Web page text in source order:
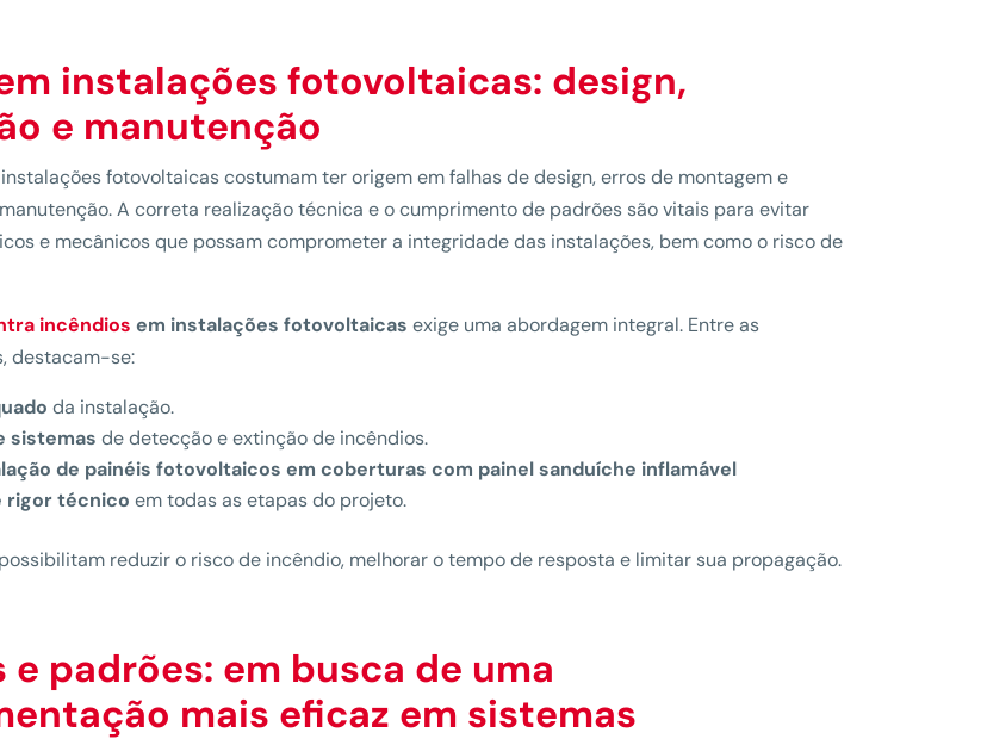
instalações fotovoltaicas: design,
e manutenção
fotovoltaicas costumam ter origem em falhas de design, erros de montagem e
A correta realização técnica e o cumprimento de padrões são vitais para evitar
e mecânicos que possam comprometer a integridade das instalações, bem como o risco de
incêndios em instalações fotovoltaicasexige uma abordagem integral. Entre as
destacam-se:
da instalação.
sistemas de detecção e extinção de incêndios.
de painéis fotovoltaicos em coberturas com painel sanduíche inflamável
rigor técnico em todas as etapas do projeto.
reduzir o risco de incêndio, melhorar o tempo de resposta e limitar sua propagação.
e padrões: em busca de uma
mais eficaz em sistemas